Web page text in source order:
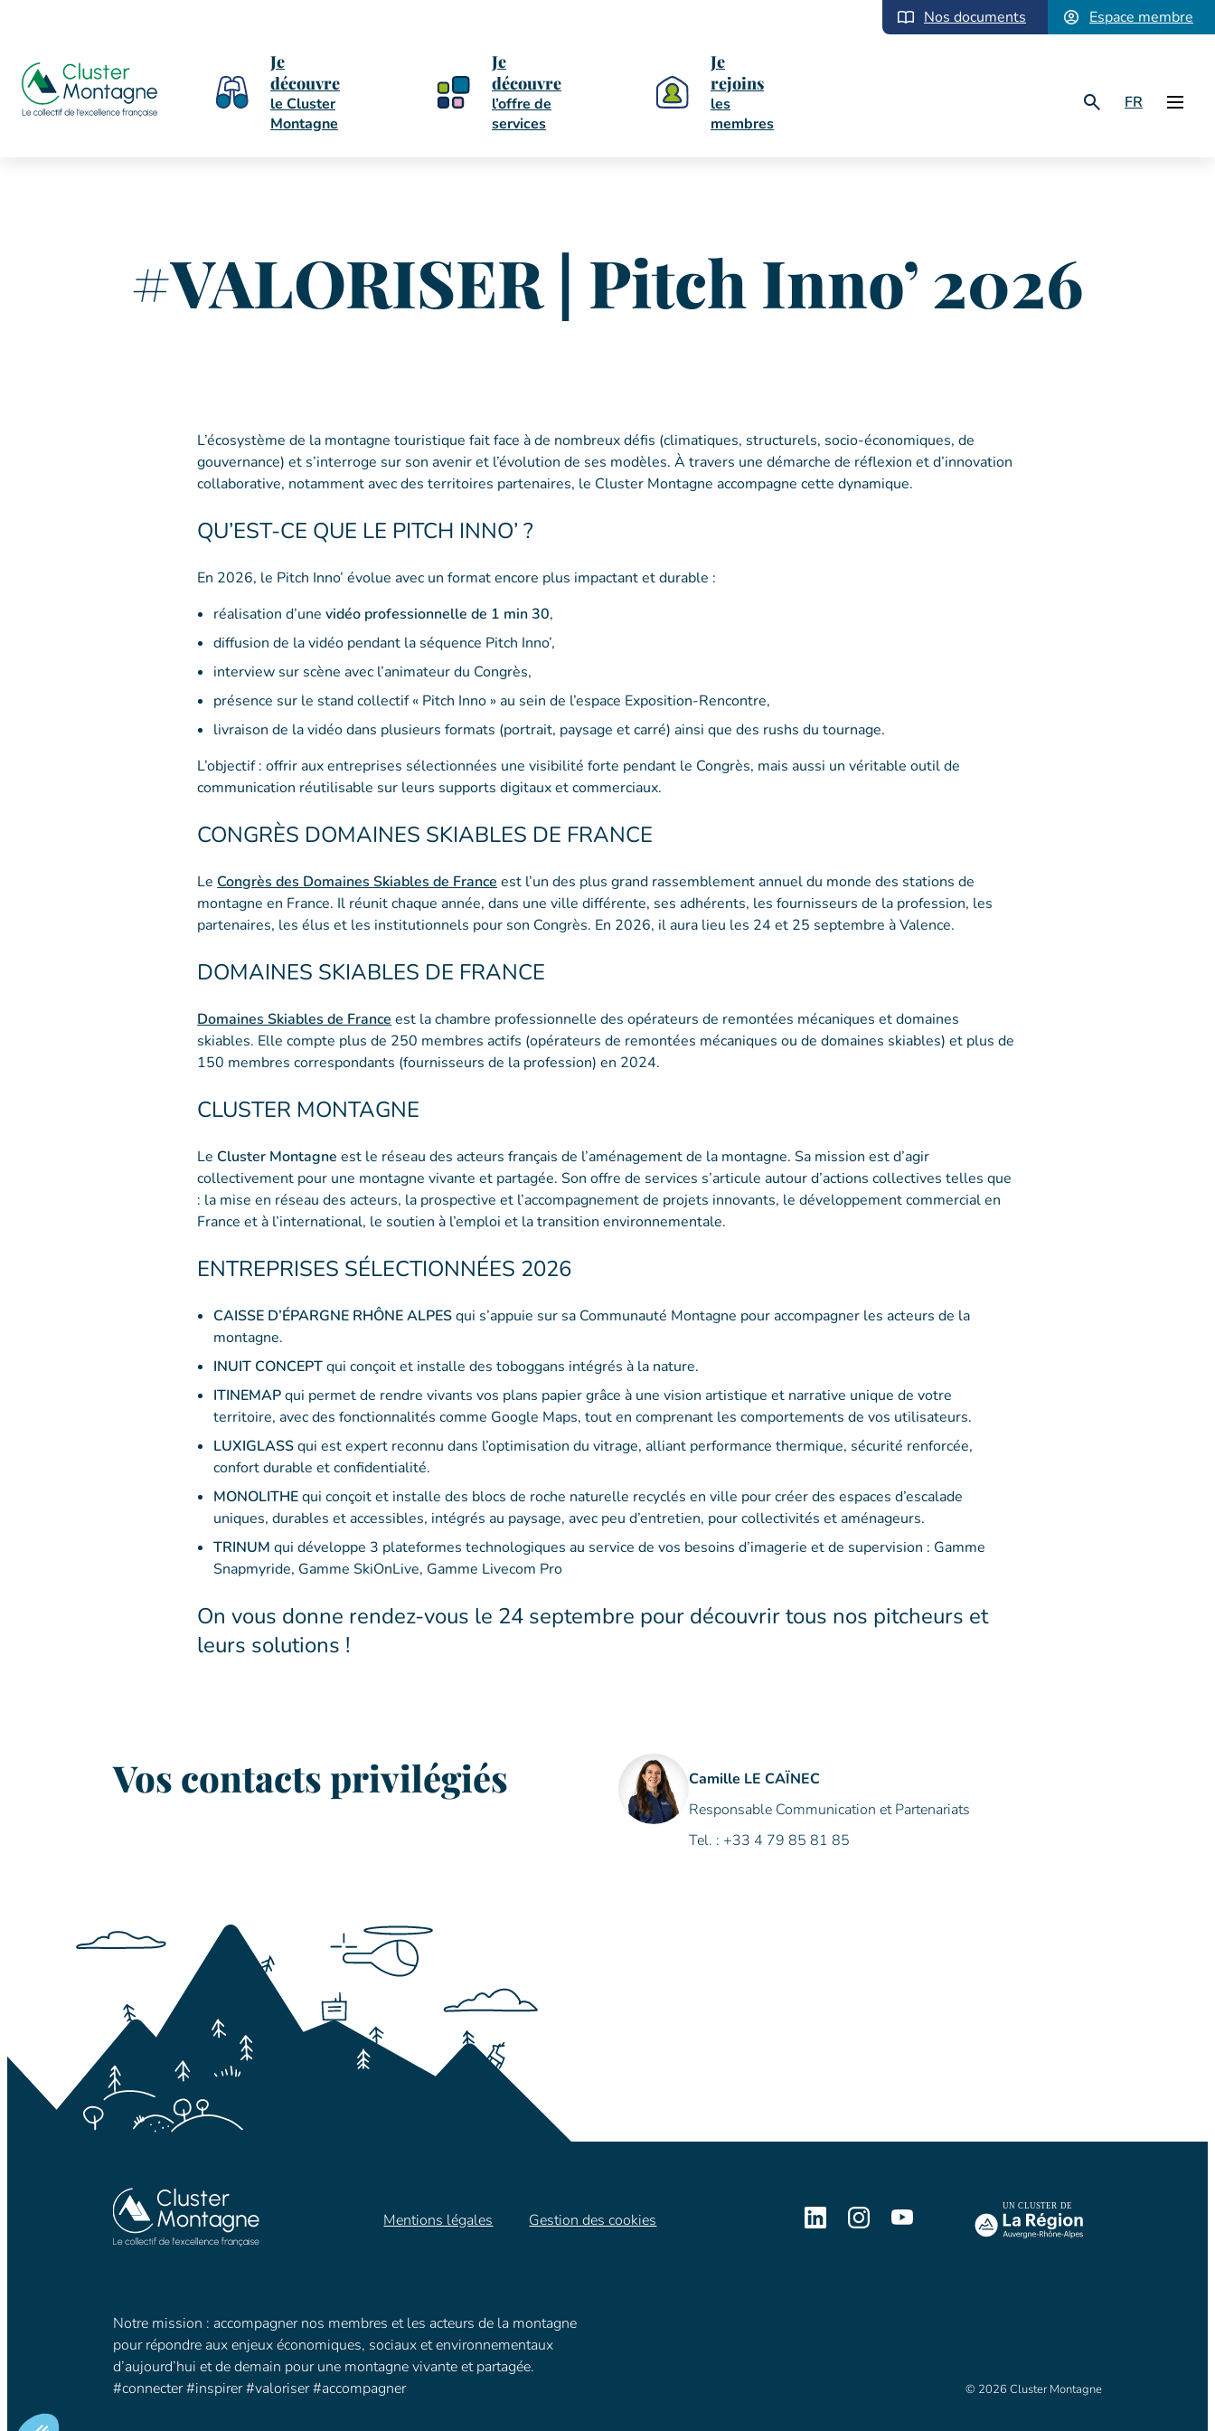
Nos documents Espace membre
Je
découvre
le Cluster
Montagne
Je
découvre
l’offre de
services
Je
rejoins
les
membres
FR
#VALORISER | Pitch Inno’ 2026
L’écosystème de la montagne touristique fait face à de nombreux défis (climatiques, structurels, socio-économiques, de
gouvernance) et s’interroge sur son avenir et l’évolution de ses modèles. À travers une démarche de réflexion et d’innovation
collaborative, notamment avec des territoires partenaires, le Cluster Montagne accompagne cette dynamique.
QU’EST-CE QUE LE PITCH INNO’ ?
En 2026, le Pitch Inno’ évolue avec un format encore plus impactant et durable :
réalisation d’unevidéo professionnelle de 1 min 30,
diffusion de la vidéo pendant la séquence Pitch Inno’,
interview sur scène avec l’animateur du Congrès,
présence sur le stand collectif « Pitch Inno » au sein de l’espace Exposition-Rencontre,
livraison de la vidéo dans plusieurs formats (portrait, paysage et carré) ainsi que des rushs du tournage.
L’objectif : offrir aux entreprises sélectionnées une visibilité forte pendant le Congrès, mais aussi un véritable outil de
communication réutilisable sur leurs supports digitaux et commerciaux.
CONGRÈS DOMAINES SKIABLES DE FRANCE
Le Congrès des Domaines Skiables de France est l’un des plus grand rassemblement annuel du monde des stations de
montagne en France. Il réunit chaque année, dans une ville différente, ses adhérents, les fournisseurs de la profession, les
partenaires, les élus et les institutionnels pour son Congrès. En 2026, il aura lieu les 24 et 25 septembre à Valence.
DOMAINES SKIABLES DE FRANCE
Domaines Skiables de France est la chambre professionnelle des opérateurs de remontées mécaniques et domaines
skiables. Elle compte plus de 250 membres actifs (opérateurs de remontées mécaniques ou de domaines skiables) et plus de
150 membres correspondants (fournisseurs de la profession) en 2024.
CLUSTER MONTAGNE
Le Cluster Montagne est le réseau des acteurs français de l’aménagement de la montagne. Sa mission est d’agir
collectivement pour une montagne vivante et partagée. Son offre de services s’articule autour d’actions collectives telles que
: la mise en réseau des acteurs, la prospective et l’accompagnement de projets innovants, le développement commercial en
France et à l’international, le soutien à l’emploi et la transition environnementale.
ENTREPRISES SÉLECTIONNÉES 2026
CAISSE D’ÉPARGNE RHÔNE ALPESqui s’appuie sur sa Communauté Montagne pour accompagner les acteurs de la
montagne.
INUIT CONCEPTqui conçoit et installe des toboggans intégrés à la nature.
ITINEMAPqui permet de rendre vivants vos plans papier grâce à une vision artistique et narrative unique de votre
territoire, avec des fonctionnalités comme Google Maps, tout en comprenant les comportements de vos utilisateurs.
LUXIGLASSqui est expert reconnu dans l’optimisation du vitrage, alliant performance thermique, sécurité renforcée,
confort durable et confidentialité.
MONOLITHEqui conçoit et installe des blocs de roche naturelle recyclés en ville pour créer des espaces d’escalade
uniques, durables et accessibles, intégrés au paysage, avec peu d’entretien, pour collectivités et aménageurs.
TRINUMqui développe 3 plateformes technologiques au service de vos besoins d’imagerie et de supervision : Gamme
Snapmyride, Gamme SkiOnLive, Gamme Livecom Pro
On vous donne rendez-vous le 24 septembre pour découvrir tous nos pitcheurs et
leurs solutions !
Vos contacts privilégiés
Camille LE CAÏNEC
Responsable Communication et Partenariats
Tel. : +33 4 79 85 81 85
Mentions légales Gestion des cookies
Notre mission : accompagner nos membres et les acteurs de la montagne
pour répondre aux enjeux économiques, sociaux et environnementaux
d’aujourd’hui et de demain pour une montagne vivante et partagée.
#connecter #inspirer #valoriser #accompagner
© 2026 Cluster Montagne